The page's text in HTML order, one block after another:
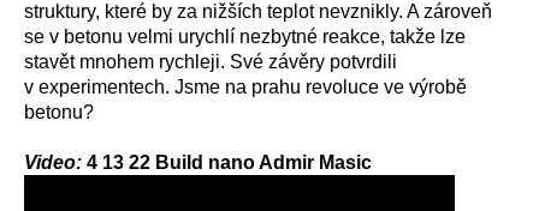
struktury, které by za nižších teplot nevznikly. A zároveň
se v betonu velmi urychlí nezbytné reakce, takže lze
stavět mnohem rychleji. Své závěry potvrdili
v experimentech. Jsme na prahu revoluce ve výrobě
betonu?
Video: 4 13 22 Build nano Admir Masic